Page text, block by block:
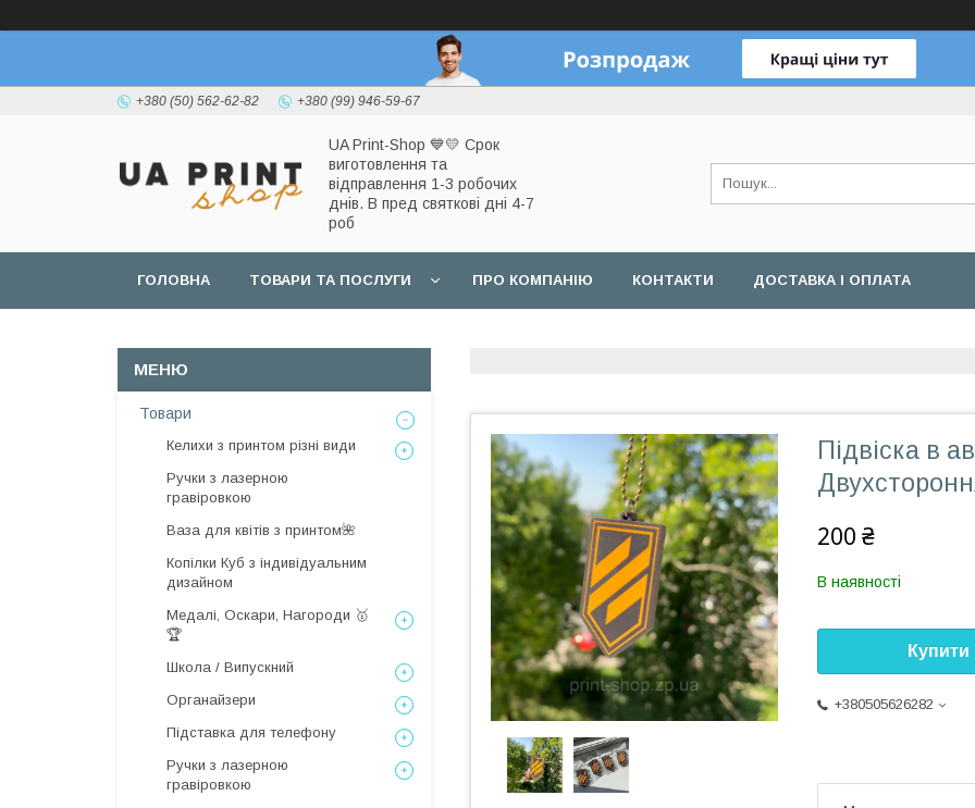
+380 (50) 562-62-82 +380 (99) 946-59-67
UA Print-Shop ​💙💛 Срок
виготовлення та
відправлення 1-3 робочих
днів. В пред святкові дні 4-7
роб
ГОЛОВНА ТОВАРИ ТА ПОСЛУГИ ПРО КОМПАНІЮ КОНТАКТИ ДОСТАВКА І ОПЛАТА
Підвіска в
200 ₴
В наявності
Купити
+380505626282
Товари
Келихи з принтом різні види
Ручки з лазерною
гравіровкою
Ваза для квітів з принтом🌺
Копілки Куб з індивідуальним
дизайном
Медалі, Оскари, Нагороди 🥇
🏆
Школа / Випускний
Органайзери
Підставка для телефону
Ручки з лазерною
гравіровкою